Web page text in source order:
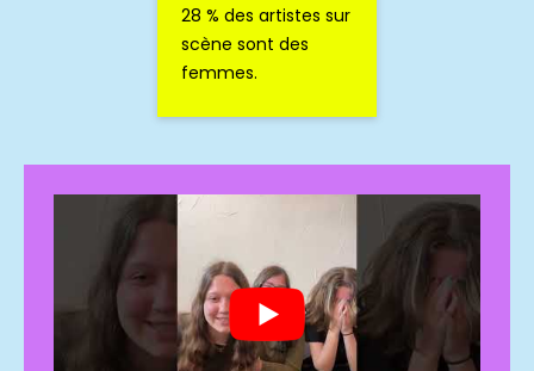
28 % des artistes sur
scène sont des
femmes.